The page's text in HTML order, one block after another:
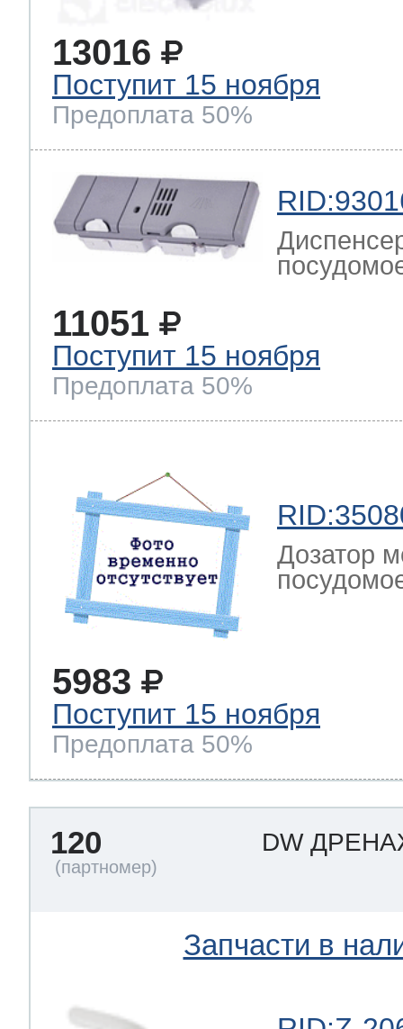
13016
Поступит 15 ноября
Предоплата 50%
11051
Поступит 15 ноября
Предоплата 50%
Дозатор
5983
Поступит 15 ноября
Предоплата 50%
120 DW
Запчасти в